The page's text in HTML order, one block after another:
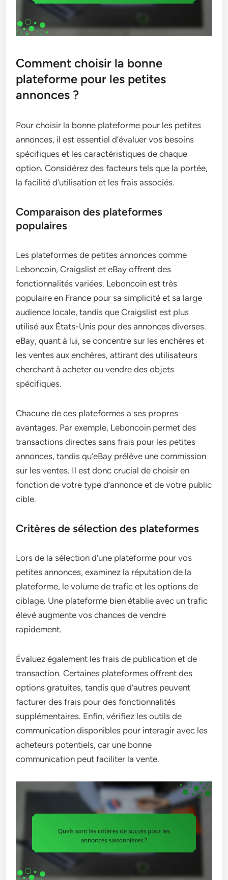
Comment choisir la bonne
plateforme pour les petites
annonces ?
Pour choisir la bonne plateforme pour les petites
annonces, il est essentiel d’évaluer vos besoins
spécifiques et les caractéristiques de chaque
option. Considérez des facteurs tels que la portée,
la facilité d’utilisation et les frais associés.
Comparaison des plateformes
populaires
Les plateformes de petites annonces comme
Leboncoin, Craigslist et eBay offrent des
fonctionnalités variées. Leboncoin est très
populaire en France pour sa simplicité et sa large
audience locale, tandis que Craigslist est plus
utilisé aux États-Unis pour des annonces diverses.
eBay, quant à lui, se concentre sur les enchères et
les ventes aux enchères, attirant des utilisateurs
cherchant à acheter ou vendre des objets
spécifiques.
Chacune de ces plateformes a ses propres
avantages. Par exemple, Leboncoin permet des
transactions directes sans frais pour les petites
annonces, tandis qu’eBay prélève une commission
sur les ventes. Il est donc crucial de choisir en
fonction de votre type d’annonce et de votre public
cible.
Critères de sélection des plateformes
Lors de la sélection d’une plateforme pour vos
petites annonces, examinez la réputation de la
plateforme, le volume de trafic et les options de
ciblage. Une plateforme bien établie avec un trafic
élevé augmente vos chances de vendre
rapidement.
Évaluez également les frais de publication et de
transaction. Certaines plateformes offrent des
options gratuites, tandis que d’autres peuvent
facturer des frais pour des fonctionnalités
supplémentaires. Enfin, vérifiez les outils de
communication disponibles pour interagir avec les
acheteurs potentiels, car une bonne
communication peut faciliter la vente.